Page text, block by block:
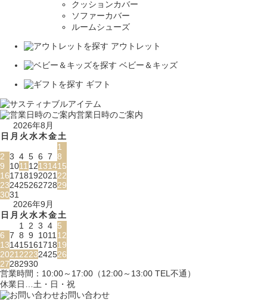
クッションカバー
ソファーカバー
ルームシューズ
アウトレット
ベビー＆キッズ
ギフト
営業日時のご案内
2026年8月
日 月 火水木金土
1
2 3 4 5 6 7 8
9
1011 12131415
161718192021 22
23242526272829
3031
2026年9月
日 月 火水木金土
1
2 3 4 5
6 7 8 9 1011 12
13141516171819
2021 2223242526
27282930
営業時間：10:00～17:00（12:00～13:00 TEL不通）
休業日…土・日・祝
お問い合わせ